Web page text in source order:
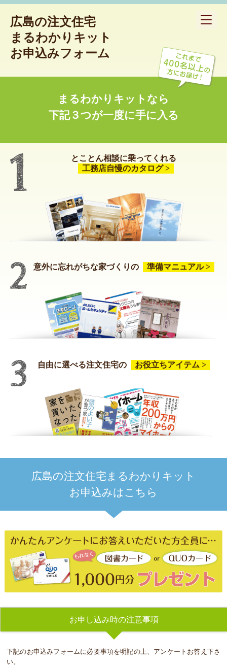
toggle
広島の注文住宅
まるわかりキット
お申込みフォーム
まるわかりキットなら
下記３つが一度に手に入る
とことん相談に乗ってくれる
工務店自慢のカタログ >
意外に忘れがちな家づくりの 準備マニュアル >
自由に選べる注文住宅の お役立ちアイテム >
広島の注文住宅まるわかりキット
お申込みはこちら
お申し込み時の注意事項
下記のお申込みフォームに必要事項を明記の上、アンケートお答え下さ
い。